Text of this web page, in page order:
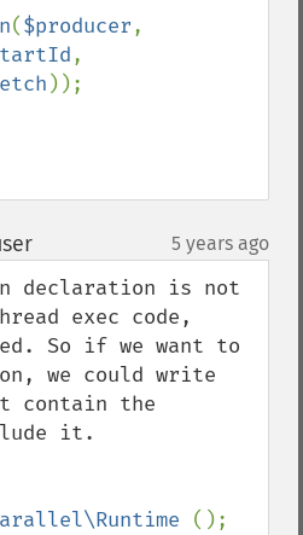
($producer,
));
¶ 5 years ago
declaration is not
exec code,
So if we want to
we could write
contain the
it.